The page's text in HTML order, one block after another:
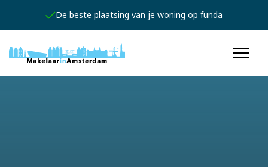
Jouw persoonlijke expert